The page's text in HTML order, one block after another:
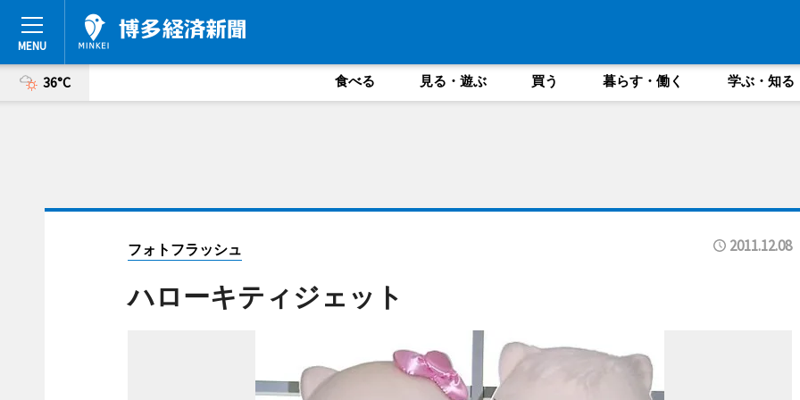
36°C 食べる 見る・遊ぶ 買う 暮らす・働く 学ぶ・知る
フォトフラッシュ 2011.12.08
ハローキティジェット